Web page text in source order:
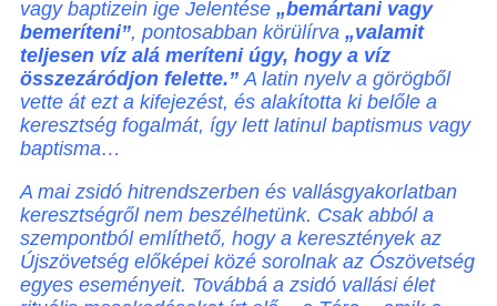
vagy baptizein ige Jelentése „bemártani vagy
bemeríteni”, pontosabban körülírva „valamit
teljesen víz alá meríteni úgy, hogy a víz
összezáródjon felette.” A latin nyelv a görögből
vette át ezt a kifejezést, és alakította ki belőle a
keresztség fogalmát, így lett latinul baptismus vagy
baptisma…
A mai zsidó hitrendszerben és vallásgyakorlatban
keresztségről nem beszélhetünk. Csak abból a
szempontból említhető, hogy a keresztények az
Újszövetség előképei közé sorolnak az Ószövetség
egyes eseményeit. Továbbá a zsidó vallási élet